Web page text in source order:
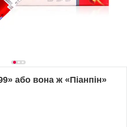
або вона ж «Піанпін»